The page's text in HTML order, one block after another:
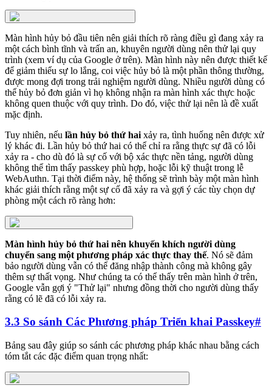
Màn hình hủy bỏ đầu tiên nên giải thích rõ ràng điều gì đang xảy ra
một cách bình tĩnh và trấn an, khuyên người dùng nên thử lại quy
trình (xem ví dụ của Google ở trên). Màn hình này nên được thiết kế
để giảm thiểu sự lo lắng, coi việc hủy bỏ là một phần thông thường,
được mong đợi trong trải nghiệm người dùng. Nhiều người dùng có
thể hủy bỏ đơn giản vì họ không nhận ra màn hình xác thực hoặc
không quen thuộc với quy trình. Do đó, việc thử lại nên là đề xuất
mặc định.
Tuy nhiên, nếu lần hủy bỏ thứ hai xảy ra, tình huống nên được xử
lý khác đi. Lần hủy bỏ thứ hai có thể chỉ ra rằng thực sự đã có lỗi
xảy ra - cho dù đó là sự cố với bộ xác thực nền tảng, người dùng
không thể tìm thấy passkey phù hợp, hoặc lỗi kỹ thuật trong lễ
WebAuthn. Tại thời điểm này, hệ thống sẽ trình bày một màn hình
khác giải thích rằng một sự cố đã xảy ra và gợi ý các tùy chọn dự
phòng một cách rõ ràng hơn:
Màn hình hủy bỏ thứ hai nên khuyến khích người dùng
chuyển sang một phương pháp xác thực thay thế. Nó sẽ đảm
bảo người dùng vẫn có thể đăng nhập thành công mà không gây
thêm sự thất vọng. Như chúng ta có thể thấy trên màn hình ở trên,
Google vẫn gợi ý "Thử lại" nhưng đồng thời cho người dùng thấy
rằng có lẽ đã có lỗi xảy ra.
3.3 So sánh Các Phương pháp Triển khai Passkey#
Bảng sau đây giúp so sánh các phương pháp khác nhau bằng cách
tóm tắt các đặc điểm quan trọng nhất: